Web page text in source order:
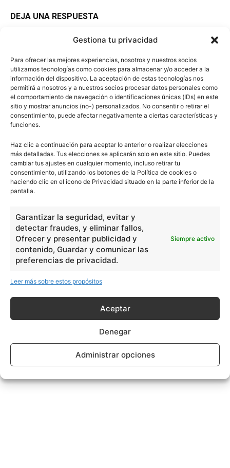
Gestiona tu privacidad
Para ofrecer las mejores experiencias, nosotros y nuestros socios
utilizamos tecnologías como cookies para almacenar y/o acceder a la
información del dispositivo. La aceptación de estas tecnologías nos
permitirá a nosotros y a nuestros socios procesar datos personales como
el comportamiento de navegación o identificaciones únicas (IDs) en este
sitio y mostrar anuncios (no-) personalizados. No consentir o retirar el
consentimiento, puede afectar negativamente a ciertas características y
funciones.
Haz clic a continuación para aceptar lo anterior o realizar elecciones
más detalladas. Tus elecciones se aplicarán solo en este sitio. Puedes
cambiar tus ajustes en cualquier momento, incluso retirar tu
consentimiento, utilizando los botones de la Política de cookies o
haciendo clic en el icono de Privacidad situado en la parte inferior de la
pantalla.
Garantizar la seguridad, evitar y
detectar fraudes, y eliminar fallos,
Ofrecer y presentar publicidad y
contenido, Guardar y comunicar las
preferencias de privacidad.
Siempre activo
Leer más sobre estos propósitos
Aceptar
Denegar
Administrar opciones
DEJA UNA RESPUESTA